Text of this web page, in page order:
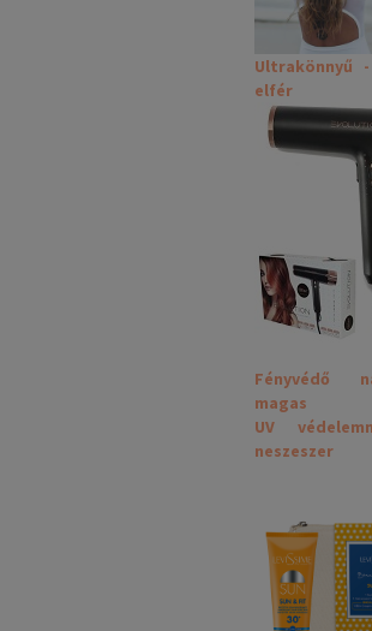
Ultrakönnyű
elfér
Fényvédő
magas
UV
neszeszer